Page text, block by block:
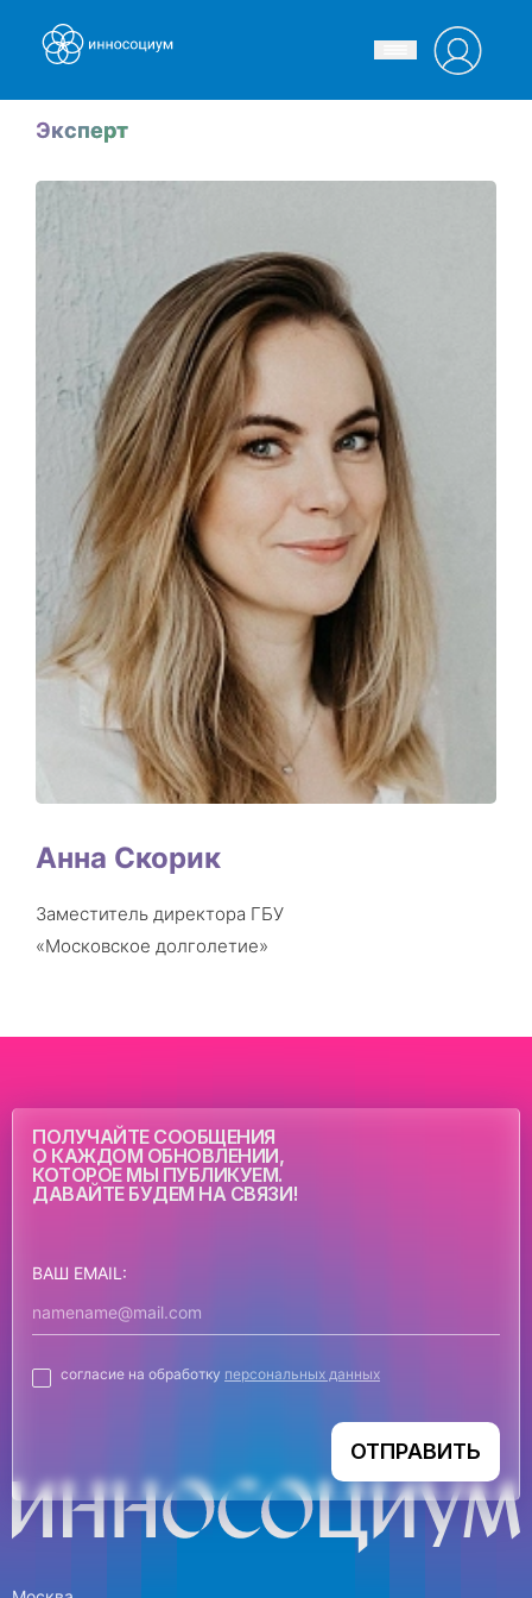
Эксперт
Анна Скорик
Заместитель директора ГБУ
«Московское долголетие»
ПОЛУЧАЙТЕ СООБЩЕНИЯ
О КАЖДОМ ОБНОВЛЕНИИ,
КОТОРОЕ МЫ ПУБЛИКУЕМ.
ДАВАЙТЕ БУДЕМ НА СВЯЗИ!
ВАШ EMAIL:
согласие на обработку персональных данных
ОТПРАВИТЬ